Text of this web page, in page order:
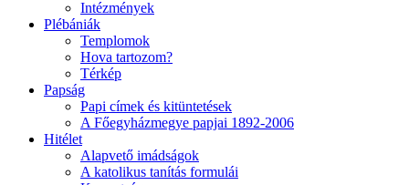
Intézmények
Plébániák
Templomok
Hova tartozom?
Térkép
Papság
Papi címek és kitüntetések
A Főegyházmegye papjai 1892-2006
Hitélet
Alapvető imádságok
A katolikus tanítás formulái